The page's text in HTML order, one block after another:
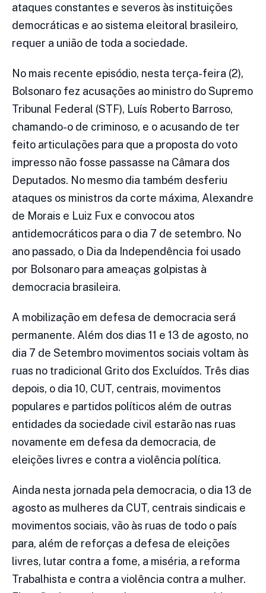
ataques constantes e severos às instituições
democráticas e ao sistema eleitoral brasileiro,
requer a união de toda a sociedade.
No mais recente episódio, nesta terça-feira (2),
Bolsonaro fez acusações ao ministro do Supremo
Tribunal Federal (STF), Luís Roberto Barroso,
chamando-o de criminoso, e o acusando de ter
feito articulações para que a proposta do voto
impresso não fosse passasse na Câmara dos
Deputados. No mesmo dia também desferiu
ataques os ministros da corte máxima, Alexandre
de Morais e Luiz Fux e convocou atos
antidemocráticos para o dia 7 de setembro. No
ano passado, o Dia da Independência foi usado
por Bolsonaro para ameaças golpistas à
democracia brasileira.
A mobilização em defesa de democracia será
permanente. Além dos dias 11 e 13 de agosto, no
dia 7 de Setembro movimentos sociais voltam às
ruas no tradicional Grito dos Excluídos. Três dias
depois, o dia 10, CUT, centrais, movimentos
populares e partidos políticos além de outras
entidades da sociedade civil estarão nas ruas
novamente em defesa da democracia, de
eleições livres e contra a violência política.
Ainda nesta jornada pela democracia, o dia 13 de
agosto as mulheres da CUT, centrais sindicais e
movimentos sociais, vão às ruas de todo o país
para, além de reforças a defesa de eleições
livres, lutar contra a fome, a miséria, a reforma
Trabalhista e contra a violência contra a mulher.